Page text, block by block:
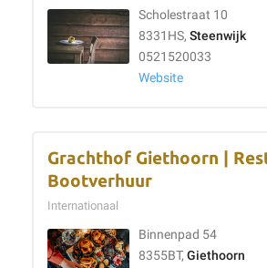
Scholestraat 10
8331HS, Steenwijk
0521520033
Website
Grachthof Giethoorn |
Bootverhuur
Internationaal
Binnenpad 54
8355BT, Giethoorn